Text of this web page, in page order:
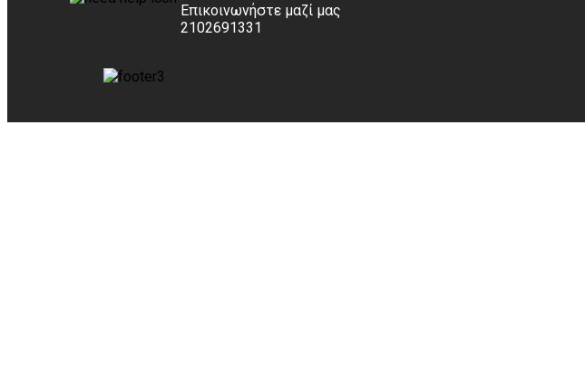
Επικοινωνήστε μαζί μας
2102691331